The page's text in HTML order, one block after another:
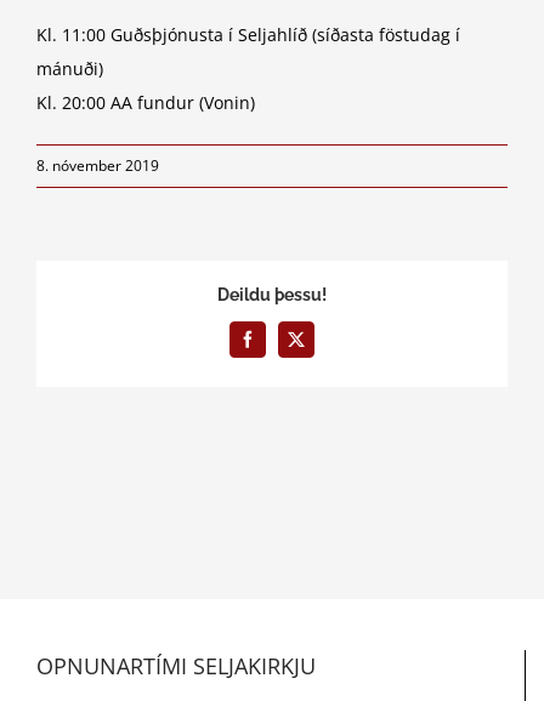
Kl. 11:00 Guðsþjónusta í Seljahlíð (síðasta föstudag í
mánuði)
Kl. 20:00 AA fundur (Vonin)
8. nóvember 2019
Deildu þessu!
Facebook
X
OPNUNARTÍMI SELJAKIRKJU